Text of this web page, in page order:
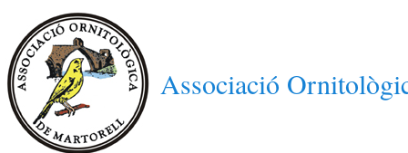
Associació